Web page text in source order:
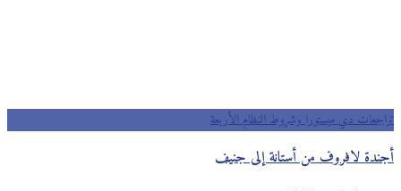
تراجعات دي ميستورا وشروط النظام الأربعة
أجندة لافروف من أستانة إلى جنيف